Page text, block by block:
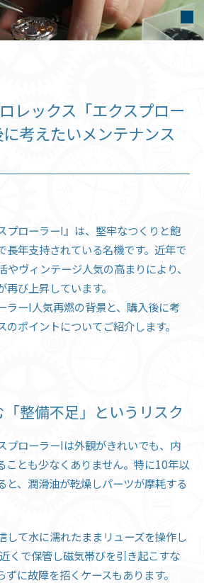
レックス「エクスプロー
考えたいメンテナンス
プローラーI』は、堅牢なつくりと飽
長年支持されている名機です。近年で
ヴィンテージ人気の高まりにより、
び上昇しています。
ラーI人気再燃の背景と、購入後に考
ポイントについてご紹介します。
整備不足」というリスク
プローラーIは外観がきれいでも、内
ことも少なくありません。特に10年以
と、潤滑油が乾燥しパーツが摩耗する
して水に濡れたままリューズを操作し
くで保管し磁気帯びを引き起こすな
に故障を招くケースもあります。